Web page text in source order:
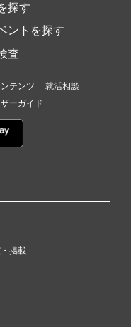
探す
ントを探す
査
テンツ
就活相談
ーガイド
掲載